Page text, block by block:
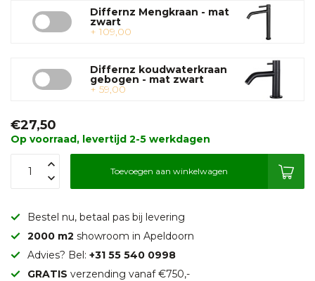
Differnz Mengkraan - mat
zwart
+ 109,00
Differnz koudwaterkraan
gebogen - mat zwart
+ 59,00
€27,50
Op voorraad, levertijd 2-5 werkdagen
Toevoegen aan winkelwagen
Bestel nu, betaal pas bij levering
2000 m2 showroom in Apeldoorn
Advies? Bel: +31 55 540 0998
GRATIS verzending vanaf €750,-